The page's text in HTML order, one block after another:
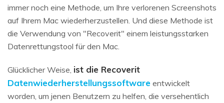
immer noch eine Methode, um Ihre verlorenen Screenshots
auf Ihrem Mac wiederherzustellen. Und diese Methode ist
die Verwendung von "Recoverit" einem leistungsstarken
Datenrettungstool für den Mac.
Glücklicher Weise, ist die Recoverit
Datenwiederherstellungssoftware entwickelt
worden, um jenen Benutzern zu helfen, die versehentlich